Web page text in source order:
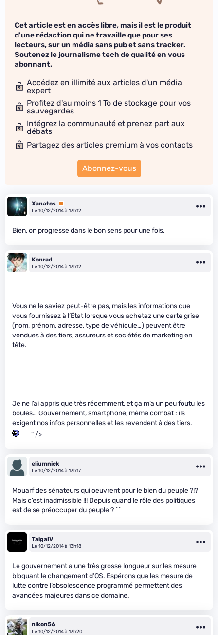
Cet article est en accès libre, mais il est le produit
d'une rédaction qui ne travaille que pour ses
lecteurs, sur un média sans pub et sans tracker.
Soutenez le journalisme tech de qualité en vous
abonnant.
Accédez en illimité aux articles d'un média
expert
Profitez d'au moins 1 To de stockage pour vos
sauvegardes
Intégrez la communauté et prenez part aux
débats
Partagez des articles premium à vos contacts
Abonnez-vous
Xanatos Premium
Le 10/12/2014 à 13h12
Bien, on progresse dans le bon sens pour une fois.
Konrad
Le 10/12/2014 à 13h12
Vous ne le saviez peut-être pas, mais les informations que
vous fournissez à l’État lorsque vous achetez une carte grise
(nom, prénom, adresse, type de véhicule…) peuvent être
vendues à des tiers, assureurs et sociétés de marketing en
tête.
Je ne l’ai appris que très récemment, et ça m’a un peu foutu les
boules… Gouvernement, smartphone, même combat : ils
exigent nos infos personnelles et les revendent à des tiers.
" />
eliumnick
Le 10/12/2014 à 13h17
Mouarf des sénateurs qui oeuvrent pour le bien du peuple ?!?
Mais c’est inadmissible !!! Depuis quand le rôle des politiques
est de se préoccuper du peuple ? ^^
TaigaIV
Le 10/12/2014 à 13h18
Le gouvernement a une très grosse longueur sur les mesure
bloquant le changement d’OS. Espérons que les mesure de
lutte contre l’obsolescence programmé permettent des
avancées majeures dans ce domaine.
nikon56
Le 10/12/2014 à 13h20